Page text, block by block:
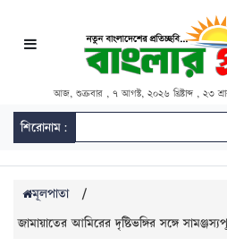
আজ, শুক্রবার , ৭ আগস্ট, ২০২৬ খ্রিষ্টাব্দ , ২৩
শিরোনাম:
মূলপাতা
/
জামায়াতের আমিরের দৃষ্টিভঙ্গির সঙ্গে